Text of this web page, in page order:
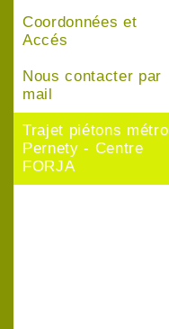
Coordonnées et
Accés
Nous contacter par
mail
Trajet piétons métro
Pernety - Centre
FORJA